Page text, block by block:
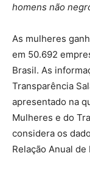
homens não
As mulheres
em 50.692
Brasil. As
Transparência
apresentado na
Mulheres e do
considera os
Relação Anual